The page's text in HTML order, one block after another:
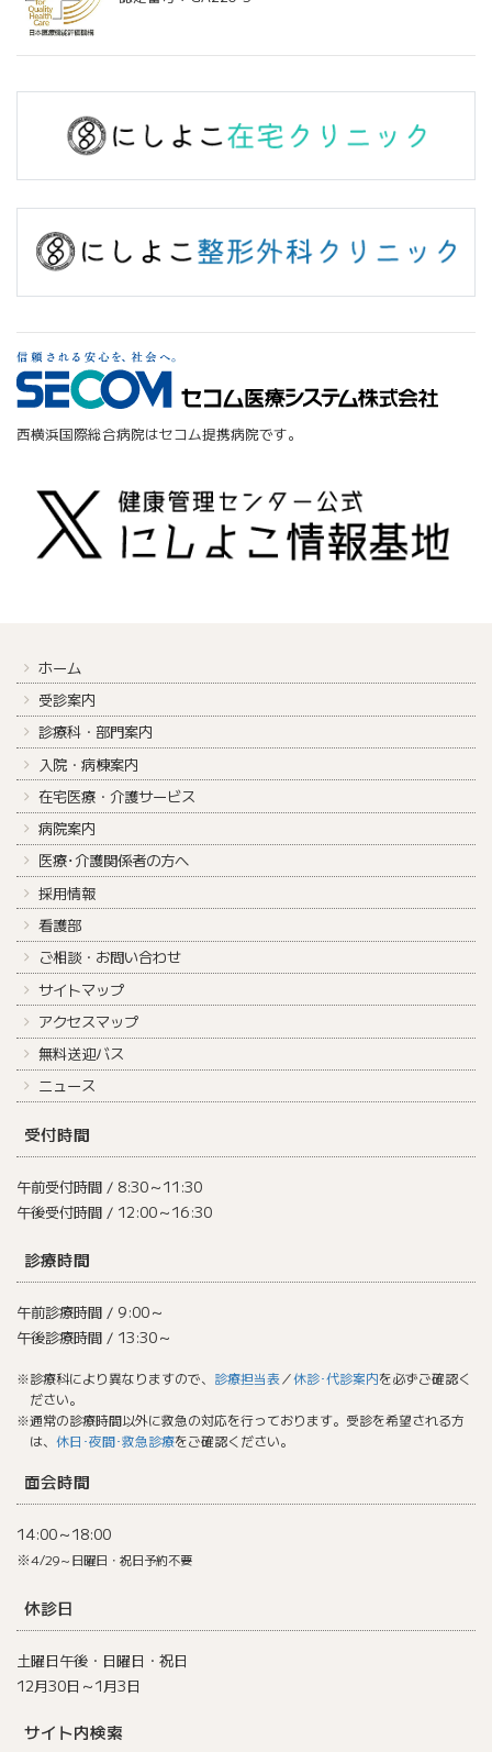
西横浜国際総合病院はセコム提携病院です。
ホーム
受診案内
診療科・部門案内
入院・病棟案内
在宅医療・介護サービス
病院案内
医療･介護関係者の方へ
採用情報
看護部
ご相談・お問い合わせ
サイトマップ
アクセスマップ
無料送迎バス
ニュース
受付時間
午前受付時間 / 8:30～11:30
午後受付時間 / 12:00～16:30
診療時間
午前診療時間 / 9:00～
午後診療時間 / 13:30～
※診療科により異なりますので、 診療担当表／休診･代診案内を必ずご確認く
ださい。
※通常の診療時間以外に救急の対応を行っております。受診を希望される方
は、 休日･夜間･救急診療をご確認ください。
面会時間
14:00～18:00
※4/29～日曜日・祝日予約不要
休診日
土曜日午後・日曜日・祝日
12月30日～1月3日
サイト内検索